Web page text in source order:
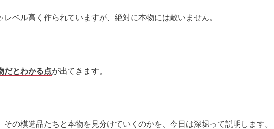
レベル高く作られていますが、絶対に本物には敵いません。
だとわかる点が出てきます。
その模造品たちと本物を見分けていくのかを、今日は深堀って説明します。